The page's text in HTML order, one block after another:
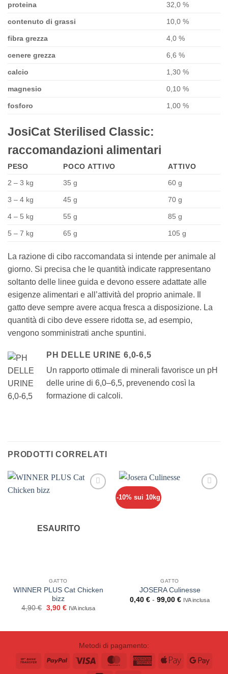
proteina 32,0 %
contenuto di grassi 10,0 %
fibra grezza 4,0 %
cenere grezza 6,6 %
calcio 1,30 %
magnesio 0,10 %
fosforo 1,00 %
JosiCat Sterilised Classic:
raccomandazioni alimentari
PESO POCO ATTIVO
ATTIVO
2 – 3 kg
35 g 60 g
3 – 4 kg 45 g 70 g
4 – 5 kg 55 g 85 g
5 – 7 kg 65 g 105 g
La razione di cibo raccomandata si intende per animale al
giorno. Si precisa che le quantità indicate rappresentano
soltanto delle linee guida e devono essere adattate alle
esigenze alimentari e all’attività del proprio animale. Il
gatto deve sempre avere acqua fresca a disposizione. La
quantità di cibo deve essere ridotta se, ad esempio,
vengono somministrati anche spuntini.
PH DELLE URINE 6,0-6,5
Un rapporto ottimale di minerali favorisce un pH
delle urine di 6,0–6,5, prevenendo così la
formazione di calcoli.
PRODOTTI CORRELATI
ESAURITO
GATTO
WINNER PLUS Cat Chicken
bizz
4,90€ Il
3,90 €IlIVA inclusa
-10% sui 10kg
GATTO
JOSERA Culinesse
0,40 € - 99,00 €Fascia
a
IVA inclusa
Metodi di pagamento:
Bank
PayPal Visa MasterCardAmericanApple